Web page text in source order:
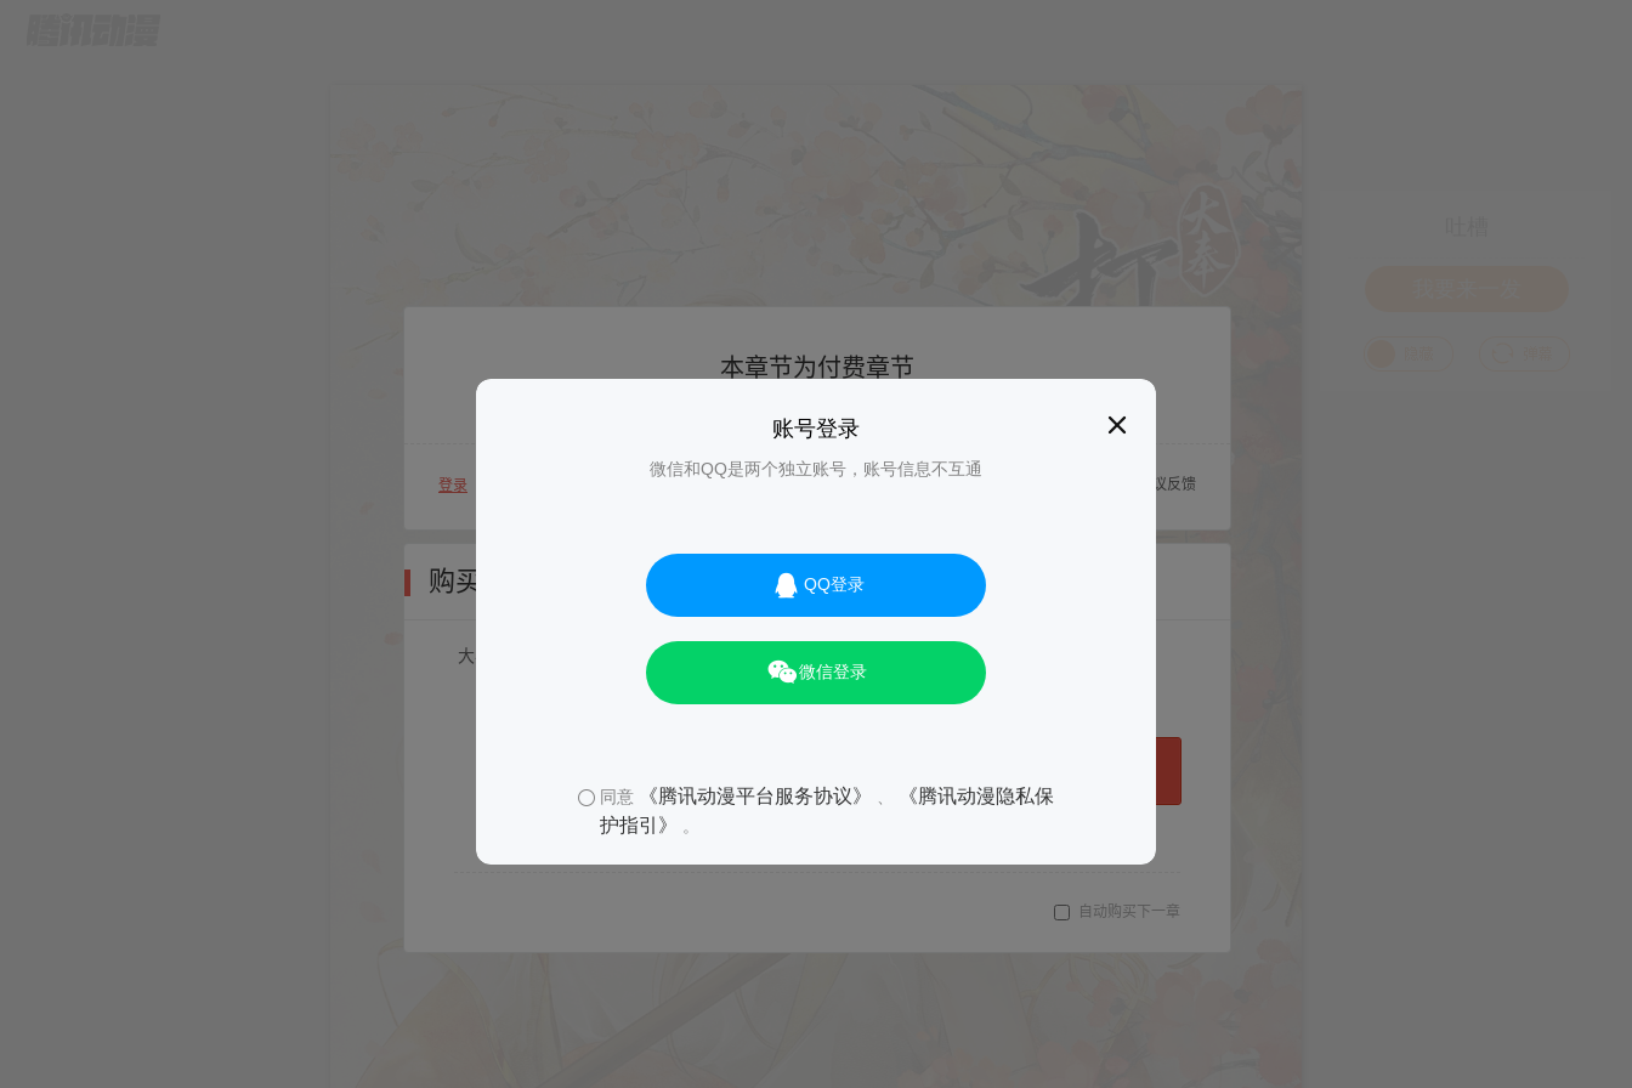
账号登录
微信和QQ是两个独立账号，账号信息不互通
QQ登录
微信登录
同意 《腾讯动漫平台服务协议》
《腾讯动漫隐私保
护指引》
。